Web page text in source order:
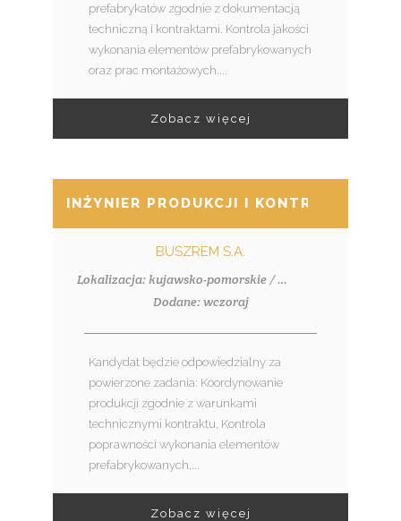
prefabrykatów zgodnie z dokumentacją
techniczną i kontraktami. Kontrola jakości
wykonania elementów prefabrykowanych
oraz prac montażowych....
Zobacz więcej
INŻYNIER PRODUKCJI I KONTROLI
BUSZREM S.A.
Lokalizacja: kujawsko-pomorskie / Włocławek
Dodane: wczoraj
Kandydat będzie odpowiedzialny za
powierzone zadania: Koordynowanie
produkcji zgodnie z warunkami
technicznymi kontraktu, Kontrola
poprawności wykonania elementów
prefabrykowanych,...
Zobacz więcej